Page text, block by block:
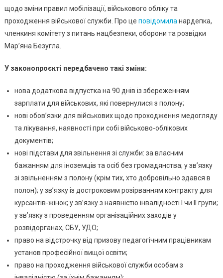
Анонсували
Законопроєкт
Щодо
Військового
Що
Планують
Змінити
щодо зміни правил мобілізації, військового обліку та
проходження військової служби. Про це повідомила нардепка,
членкиня комітету з питань нацбезпеки, оборони та розвідки
Мар’яна Безугла.
У законопроєкті передбачено такі зміни:
нова додаткова відпустка на 90 днів із збереженням
зарплати для військових, які повернулися з полону;
нові обов’язки для військових щодо проходження медогляду
та лікування, наявності при собі військово-облікових
документів;
нові підстави для звільнення зі служби: за власним
бажанням для іноземців та осіб без громадянства; у зв’язку
зі звільненням з полону (крім тих, хто добровільно здався в
полон); у зв’язку із достроковим розірванням контракту для
курсантів-жінок; у зв’язку з наявністю інвалідності І чи ІІ групи;
у зв’язку з проведенням організаційних заходів у
розвідорганах, СБУ, УДО;
право на відстрочку від призову педагогічним працівникам
установ професійної вищої освіти;
право на проходження військової служби особам з